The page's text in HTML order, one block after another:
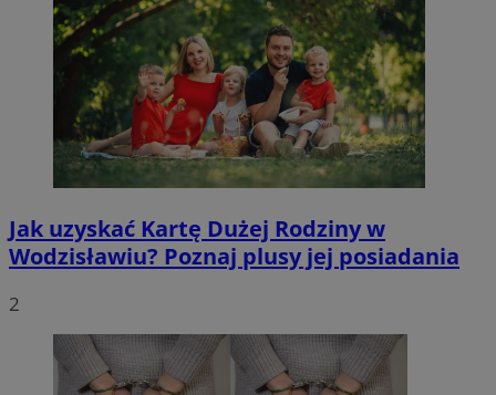
Jak uzyskać Kartę Dużej Rodziny w
Wodzisławiu? Poznaj plusy jej posiadania
2